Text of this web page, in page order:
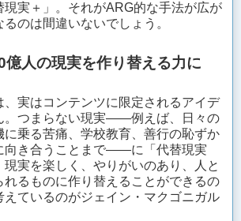
現実＋」。それがARG的な手法が広が
のは間違いないでしょう。
億人の現実を作り替える力に
、実はコンテンツに限定されるアイデ
。つまらない現実——例えば、日々の
に乗る苦痛、学校教育、善行の恥ずか
向き合うことまで——に「代替現実
現実を楽しく、やりがいのあり、人と
れるものに作り替えることができるの
えているのがジェイン・マクゴニガル